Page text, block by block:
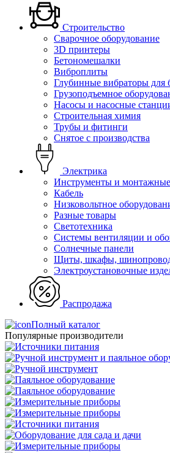
Строительство
Сварочное оборудование
3D принтеры
Бетономешалки
Виброплиты
Глубинные вибраторы для
Грузоподъемное
Насосы и насосные
Строительная химия
Трубы и фитинги
Снятое с производства
Электрика
Инструменты и
Кабель
Низковольтное
Разные товары
Светотехника
Системы вентиляции и
Солнечные панели
Щиты, шкафы,
Электроустановочные
Распродажа
Полный каталог
Популярные производители